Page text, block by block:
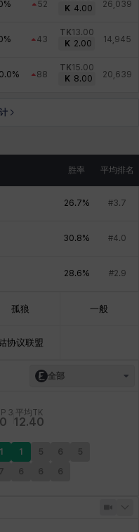
52
K 4.00 26,039
43
TK13.00
K 2.00 14,945
88
TK15.00
K 8.00 20,639
胜率 平均排名
26.7% #3.7
30.8% #4.0
28.6% #2.9
孤狼 一般
协议联盟
全部
3 平均TK
12.40
1 1 5 6
5
7 6 6 6